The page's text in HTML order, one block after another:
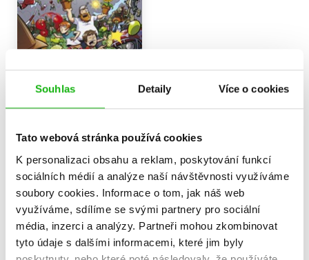
Souhlas Detaily Více o cookies
Tato webová stránka používá cookies
K personalizaci obsahu a reklam, poskytování funkcí
sociálních médií a analýze naší návštěvnosti využíváme
soubory cookies. Informace o tom, jak náš web
využíváme, sdílíme se svými partnery pro sociální
média, inzerci a analýzy. Partneři mohou zkombinovat
tyto údaje s dalšími informacemi, které jim byly
Trávogedon
Paul Tobin, Ron Chan
135 Kč169 Kč
Do košíku